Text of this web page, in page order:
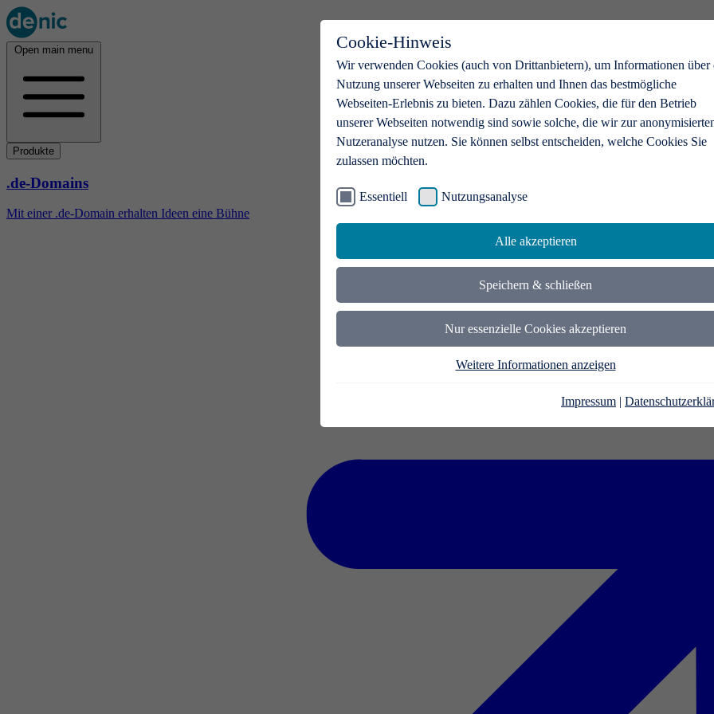
Cookie-Hinweis
Wir verwenden Cookies (auch von Drittanbietern), um Informationen über
Nutzung unserer Webseiten zu erhalten und Ihnen das bestmögliche
Webseiten-Erlebnis zu bieten. Dazu zählen Cookies, die für den Betrieb
unserer Webseiten notwendig sind sowie solche, die wir zur
Nutzeranalyse nutzen. Sie können selbst entscheiden, welche Cookies Sie
zulassen möchten.
Essentiell Nutzungsanalyse
Alle akzeptieren
Speichern & schließen
Nur essenzielle Cookies akzeptieren
Weitere Informationen anzeigen
Impressum |
Open main menu
Produkte
.de-Domains
Mit einer .de-Domain erhalten Ideen eine Bühne